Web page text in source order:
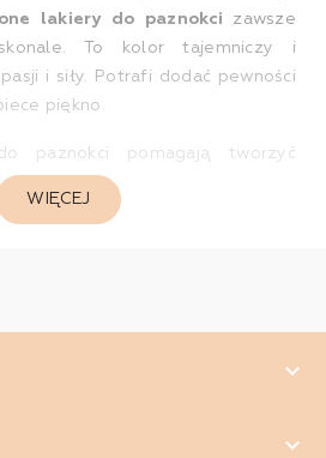
lakiery do paznokci zawsze
To kolor tajemniczy i
i siły. Potrafi dodać pewności
piękno.
paznokci pomagają tworzyć
które przyciągają wzrok i
osobowość. Kosmetyki te są
czerwone –
WIĘCEJ
keyboard_arrow_down
keyboard_arrow_down